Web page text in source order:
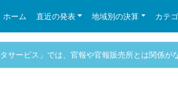
ホーム 直近の発表 地域別の決算 カテ
タサービス」では、官報や官報販売所とは関係